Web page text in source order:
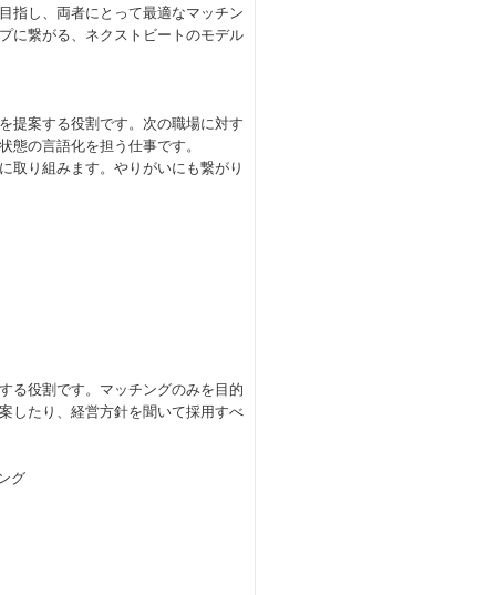
指し、両者にとって最適なマッチン
に繋がる、ネクストビートのモデル
提案する役割です。次の職場に対す
態の言語化を担う仕事です。
取り組みます。やりがいにも繋がり
る役割です。マッチングのみを目的
したり、経営方針を聞いて採用すべ
グ